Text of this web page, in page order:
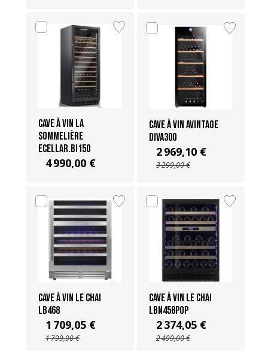
Cave à vin La
Sommelière
ECELLAR.BI150
4 990,00 €
Cave à vin Avintage
DIVA300
2 969,10 €
3 299,00 €
Cave à vin Le Chai
LB468
1 709,05 €
1 799,00 €
Cave à vin Le Chai
LBN458POP
2 374,05 €
2 499,00 €